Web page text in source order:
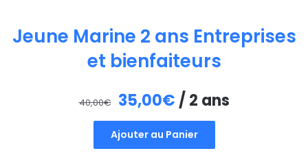
Jeune Marine 2 ans Entreprises
et bienfaiteurs
40,00€
Le
prix
initial
35,00€Le
prix
actuel
/ 2 ans
Ajouter au Panier